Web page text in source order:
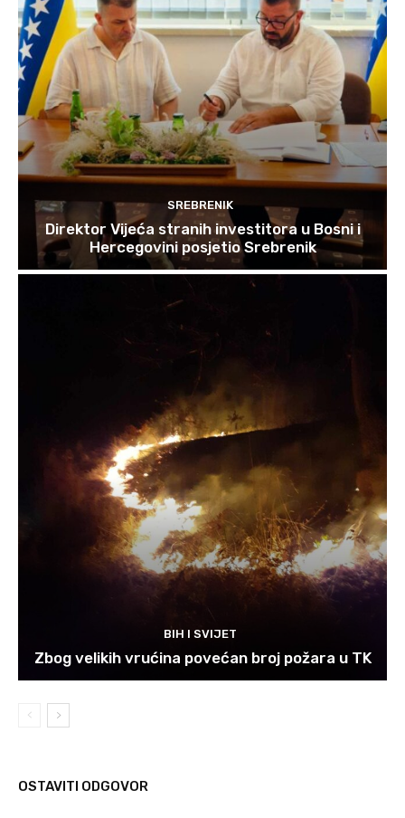
SREBRENIK
Direktor Vijeća stranih investitora u Bosni i
Hercegovini posjetio Srebrenik
BIH I SVIJET
Zbog velikih vrućina povećan broj požara u TK
OSTAVITI ODGOVOR